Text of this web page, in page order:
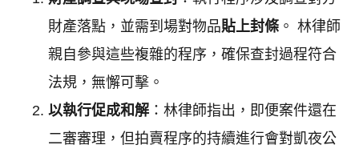
財產落點，並需到場對物品貼上封條 。 林律師
親自參與這些複雜的程序，確保查封過程符合
法規，無懈可擊。
以執行促成和解 ：林律師指出，即便案件還在
二審審理，但拍賣程序的持續進行會對凱夜公